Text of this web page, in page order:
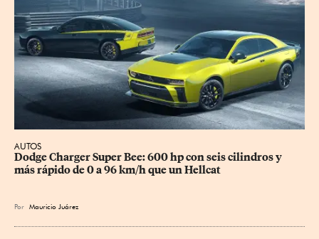
AUTOS
Dodge Charger Super Bee: 600 hp con seis cilindros y
más rápido de 0 a 96 km/h que un Hellcat
Por Mauricio Juárez